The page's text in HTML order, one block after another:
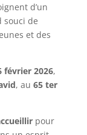
d’un
souci de
et des
février 2026,
, au 65 ter
pour